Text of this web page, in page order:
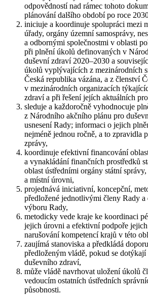
odpovědností nad rámec tohoto
plánování dalšího období po roce
iniciuje a koordinuje spolupráci mezi
úřady, orgány územní samosprávy,
a odbornými společnostmi v oblasti
při plnění úkolů definovaných v
duševní zdraví 2020–2030 a
úkolů vyplývajících z mezinárodních
Česká republika vázána, a z členství
v mezinárodních organizacích
zdraví a při řešení jejích aktuálních
sleduje a každoročně vyhodnocuje
z Národního akčního plánu pro
usnesení Rady; informaci o jejich
nejméně jednou ročně, a to zpravidla
zprávy,
koordinuje efektivní financování
a vynakládání finančních prostředků
oblast ústředními orgány státní
a místní úrovni,
projednává iniciativní, koncepční,
předložené jednotlivými členy Rady
výboru Rady,
metodicky vede kraje ke koordinaci
jejich úrovni a efektivní podpoře
narušování kompetencí krajů v této
zaujímá stanoviska a předkládá
předloženým vládě, pokud se
duševního zdraví,
může vládě navrhovat uložení úkolů
vedoucím ostatních ústředních
působnosti.